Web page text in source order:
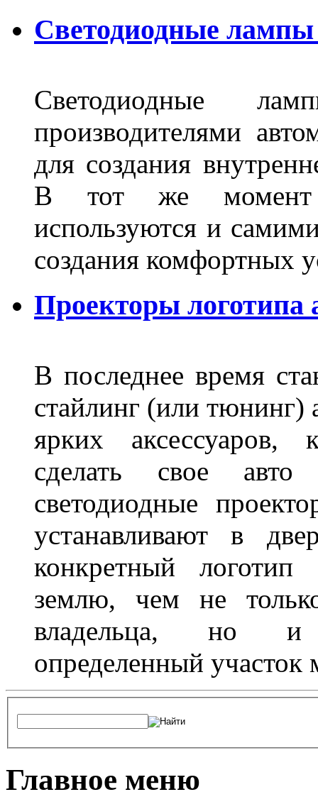
Светодиодные
Светодиодные
производителями
для создания
В тот же момент
используются и
создания комфортных
Проекторы логотипа
В последнее время
стайлинг (или тюнинг)
ярких аксессуаров,
сделать свое
светодиодные
устанавливают в
конкретный логотип
землю, чем не
владельца, но и
определенный участок
Главное меню